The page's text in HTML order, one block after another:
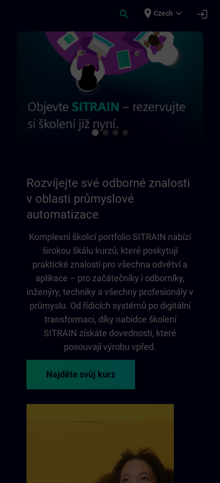
search place Czech expand_more login
Rozvíjejte své odborné znalosti v oblasti
Rozvíjejte své odborné znalosti
v oblasti průmyslové
automatizace
Komplexní školicí portfolio SITRAIN nabízí
širokou škálu kurzů, které poskytují
praktické znalosti pro všechna odvětví a
aplikace – pro začátečníky i odborníky,
inženýry, techniky a všechny profesionály v
průmyslu. Od řídicích systémů po digitální
transformaci, díky nabídce školení
SITRAIN získáte dovednosti, které
posouvají výrobu vpřed.
Najděte svůj kurz